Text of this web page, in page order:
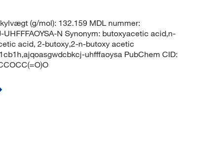
(g/mol): 132.159 MDL nummer:
N Synonym: butoxyacetic acid,n-
acid, 2-butoxy,2-n-butoxy acetic
uhfffaoysa PubChem CID: